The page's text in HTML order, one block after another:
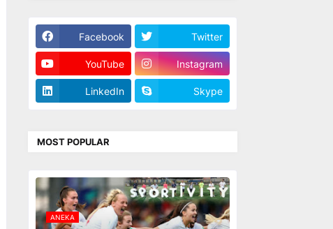
Facebook Twitter
YouTube Instagram
LinkedIn Skype
MOST POPULAR
ANEKA